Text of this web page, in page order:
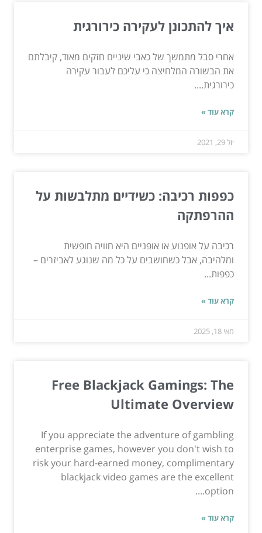
איך להתכונן לעקירה כירורגית
אחרי סבל מתמשך של כאבי שיניים חזקים מאוד, קיבלתם
את הבשורה המלחיצה כי עליכם לעבור עקירה
כירורגית....
קרא עוד »
יול 29, 2021
כפפות רכיבה: כשידיים מתלבשות על
ההרפתקה
רכיבה על אופנוע או אופניים היא חוויה חופשית
ומלהיבה, אבל כשחושבים על כל מה שנוגע לאביזרים –
כפפות...
קרא עוד »
מאי 18, 2025
Free Blackjack Gamings: The
Ultimate Overview
If you appreciate the adventure of gambling
enterprise games, however you don't wish to
risk your hard-earned money, complimentary
blackjack video games are the excellent
option....
קרא עוד »